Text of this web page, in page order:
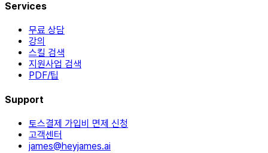
Services
무료 상담
강의
스킬 검색
지원사업 검색
PDF/팁
Support
토스결제 가입비 면제 신청
고객센터
james@heyjames.ai